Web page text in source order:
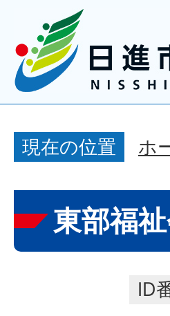
現在の位置 ホ
東部福
ID